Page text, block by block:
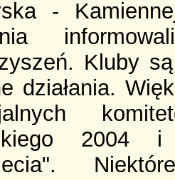
-
Kluby
działania.
2004 i